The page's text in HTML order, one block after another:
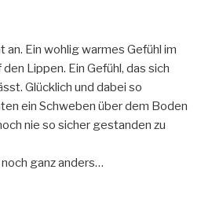
an. Ein wohlig warmes Gefühl im
Lippen. Ein Gefühl, das sich
Glücklich und dabei so
ein Schweben über dem Boden
nie so sicher gestanden zu
ganz anders…